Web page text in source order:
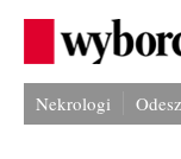
Nekrologi